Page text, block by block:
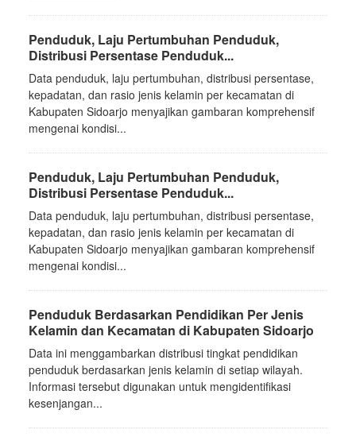
Penduduk, Laju Pertumbuhan Penduduk,
Distribusi Persentase Penduduk...
Data penduduk, laju pertumbuhan, distribusi persentase,
kepadatan, dan rasio jenis kelamin per kecamatan di
Kabupaten Sidoarjo menyajikan gambaran komprehensif
mengenai kondisi...
Penduduk, Laju Pertumbuhan Penduduk,
Distribusi Persentase Penduduk...
Data penduduk, laju pertumbuhan, distribusi persentase,
kepadatan, dan rasio jenis kelamin per kecamatan di
Kabupaten Sidoarjo menyajikan gambaran komprehensif
mengenai kondisi...
Penduduk Berdasarkan Pendidikan Per Jenis
Kelamin dan Kecamatan di Kabupaten Sidoarjo
Data ini menggambarkan distribusi tingkat pendidikan
penduduk berdasarkan jenis kelamin di setiap wilayah.
Informasi tersebut digunakan untuk mengidentifikasi
kesenjangan...